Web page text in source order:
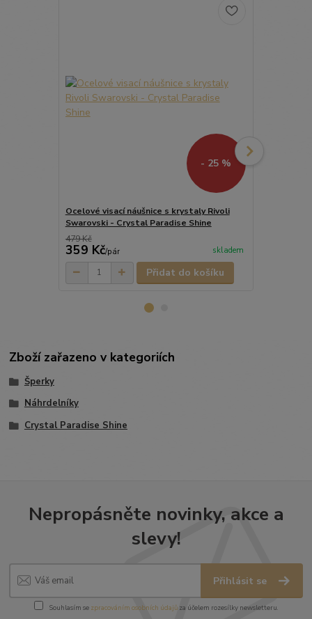
- 25 %
Ocelové visací náušnice s krystaly Rivoli
Swarovski - Crystal Paradise Shine
479 Kč
359 Kč/pár skladem
Přidat do košíku
Zboží zařazeno v kategoriích
Šperky
Náhrdelníky
Crystal Paradise Shine
Nepropásněte novinky, akce a
slevy!
Přihlásit se
Souhlasím se zpracováním osobních údajůza účelem rozesílky newsletteru.